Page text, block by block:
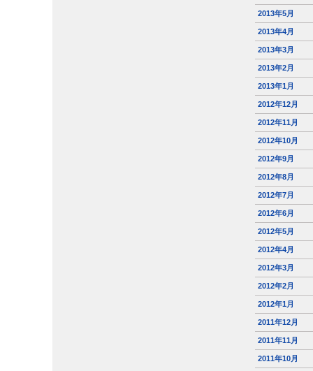
2013年5月
2013年4月
2013年3月
2013年2月
2013年1月
2012年12月
2012年11月
2012年10月
2012年9月
2012年8月
2012年7月
2012年6月
2012年5月
2012年4月
2012年3月
2012年2月
2012年1月
2011年12月
2011年11月
2011年10月